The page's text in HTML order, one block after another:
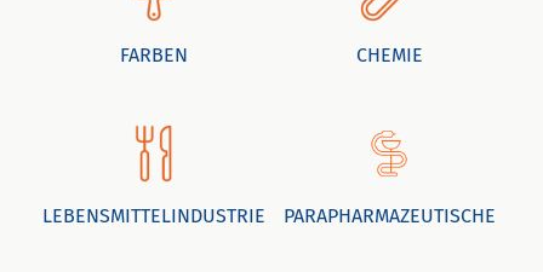
FARBEN CHEMIE
LEBENSMITTELINDUSTRIE PARAPHARMAZEUTISCHE